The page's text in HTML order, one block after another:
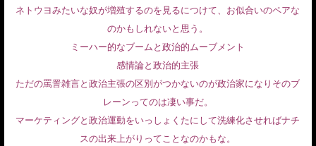
ネトウヨみたいな奴が増殖するのを見るにつけて、お似合いのペアな
のかもしれないと思う。
ミーハー的なブームと政治的ムーブメント
感情論と政治的主張
ただの罵詈雑言と政治主張の区別がつかないのが政治家になりそのブ
レーンってのは凄い事だ。
マーケティングと政治運動をいっしょくたにして洗練化させればナチ
スの出来上がりってことなのかもな。